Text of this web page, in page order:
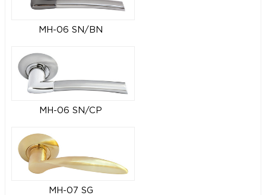
MH-06 SN/BN
MH-06 SN/CP
MH-07 SG